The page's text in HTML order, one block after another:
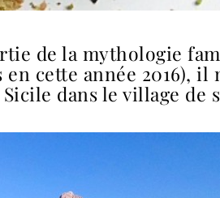
de la mythologie
cette année 2016), il
dans le village de